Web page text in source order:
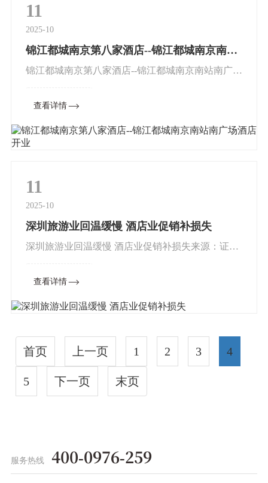
11
2025-10
锦江都城南京第八家酒店--锦江都城南京南站南广场酒店开业
锦江都城南京第八家酒店--锦江都城南京南站南广场
旗下文旅探索型高端酒店品牌“锦江都城酒店”迎来
南京第八家酒店--锦江...
查看详情
11
2025-10
深圳旅游业回温缓慢 酒店业促销补损失
深圳旅游业回温缓慢 酒店业促销补损失来源：证券
下遭受到重大创伤。艾媒咨询报告指出，以2019年
春节期间旅游收入规模推...
查看详情
首页 上一页 1 2 3 4
5 下一页 末页
服务热线 400-0976-259